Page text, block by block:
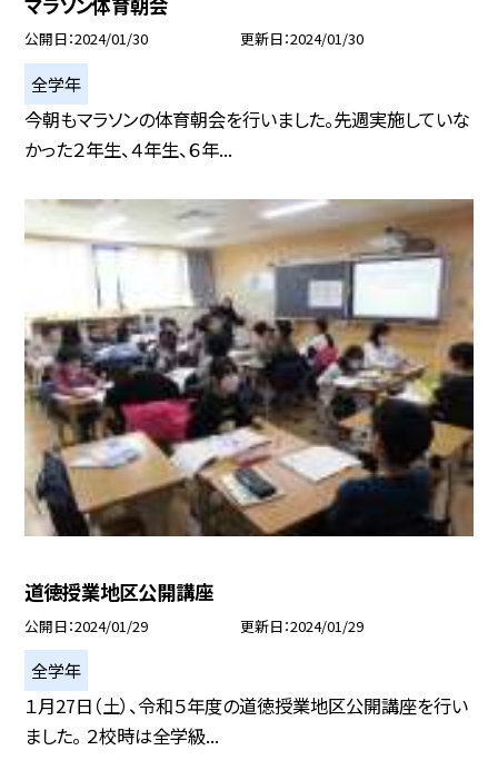
公開日 2024/01/30 更新日 2024/01/30
全学年
今朝もマラソンの体育朝会を行いました。先週実施していな
かった２年生、４年生、６年...
道徳授業地区公開講座
公開日 2024/01/29 更新日 2024/01/29
全学年
１月27日（土）、令和５年度の道徳授業地区公開講座を行い
ました。 ２校時は全学級...